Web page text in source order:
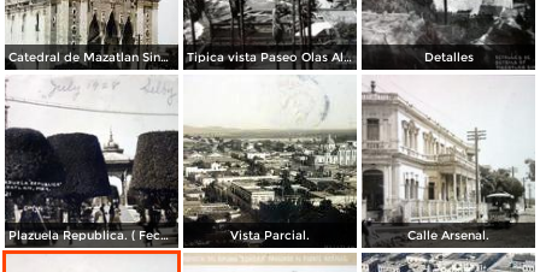
Catedral de Mazatlan Sinaloa. Tipica vista Paseo Olas Altas. Detalles
Plazuela Republica. ( Fechada el 21 Julio de 1928 ) Vista Parcial. Calle Arsenal.